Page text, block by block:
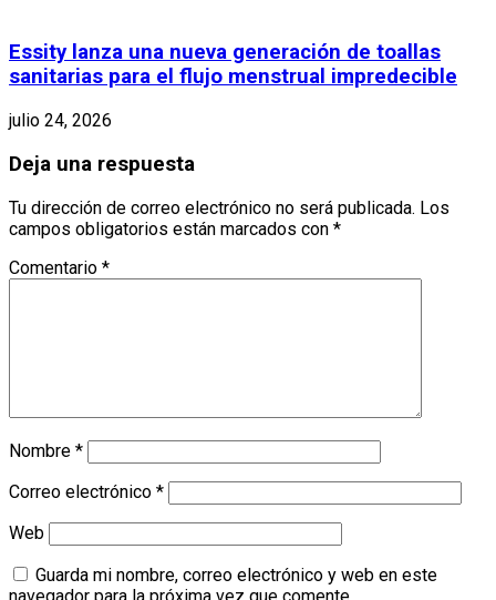
Essity lanza una nueva generación de toallas
sanitarias para el flujo menstrual impredecible
julio 24, 2026
Deja una respuesta
Tu dirección de correo electrónico no será publicada. Los
campos obligatorios están marcados con *
Comentario *
Nombre *
Correo electrónico *
Web
Guarda mi nombre, correo electrónico y web en este
navegador para la próxima vez que comente.